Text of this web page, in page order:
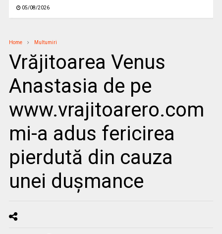
05/08/2026
Home Multumiri
Vrăjitoarea Venus
Anastasia de pe
www.vrajitoarero.com
mi-a adus fericirea
pierdută din cauza
unei dușmance